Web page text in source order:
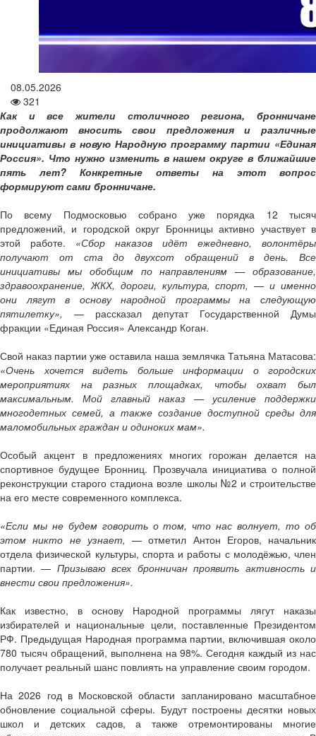
08.05.2026
321
Как и все жители столичного региона, бронничане
продолжают вносить свои предложения и различные
инициативы в новую Народную программу партии «Единая
Россия». Что нужно изменить в нашем округе в ближайшие
пять лет? Конкретные ответы на этот вопрос
формируют сами бронничане.
По всему Подмосковью собрано уже порядка 12 тысяч
предложений, и городской округ Бронницы активно участвует в
этой работе. «Сбор наказов идёт ежедневно, волонтёры
получают от ста до двухсот обращений в день. Все
инициативы мы обобщим по направлениям — образование,
здравоохранение, ЖКХ, дороги, культура, спорт, — и именно
они лягут в основу народной программы на следующую
пятилетку», — рассказал депутат Государственной Думы
фракции «Единая Россия» Александр Коган.
Свой наказ партии уже оставила наша землячка Татьяна Матасова:
«Очень хочется видеть больше информации о городских
мероприятиях на разных площадках, чтобы охват был
максимальным. Мой главный наказ — усиление поддержки
многодетных семей, а также создание доступной среды для
маломобильных граждан и одиноких мам».
Особый акцент в предложениях многих горожан делается на
спортивное будущее Бронниц. Прозвучала инициатива о полной
реконструкции старого стадиона возле школы №2 и строительстве
на его месте современного комплекса.
«Если мы не будем говорить о том, что нас волнует, то об
этом никто не узнает, — отметил Антон Егоров, начальник
отдела физической культуры, спорта и работы с молодёжью, член
партии.— Призываю всех бронничан проявить активность и
внести свои предложения».
Как известно, в основу Народной программы лягут наказы
избирателей и национальные цели, поставленные Президентом
РФ. Предыдущая Народная программа партии, включившая около
780 тысяч обращений, выполнена на 98%. Сегодня каждый из нас
получает реальный шанс повлиять на управление своим городом.
На 2026 год в Московской области запланировано масштабное
обновление социальной сферы. Будут построены десятки новых
школ и детских садов, а также отремонтированы многие